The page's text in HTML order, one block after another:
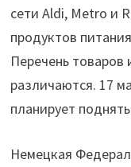
сети Aldi, Metro и
продуктов
Перечень товаров
различаются. 17
планирует
Немецкая